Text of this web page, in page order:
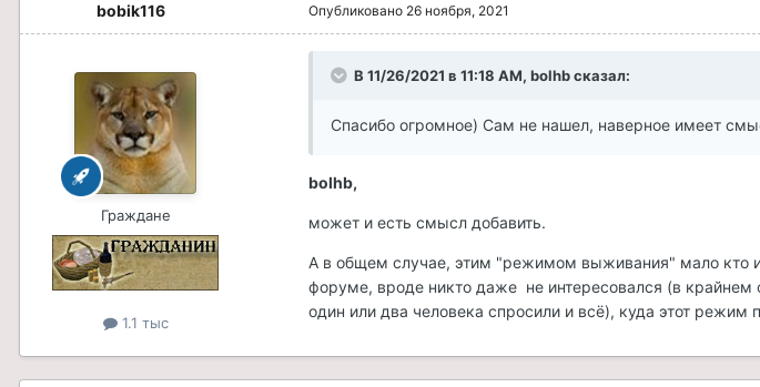
bobik116
Граждане
1.1 тыс
Опубликовано 26 ноября, 2021
В 11/26/2021 в 11:18 AM, bolhb сказал:
Спасибо огромное) Сам не нашел, наверное имеет
bolhb,
может и есть смысл добавить.
А в общем случае, этим "режимом выживания" мало кто
форуме, вроде никто даже не интересовался (в крайнем
один или два человека спросили и всё), куда этот режим